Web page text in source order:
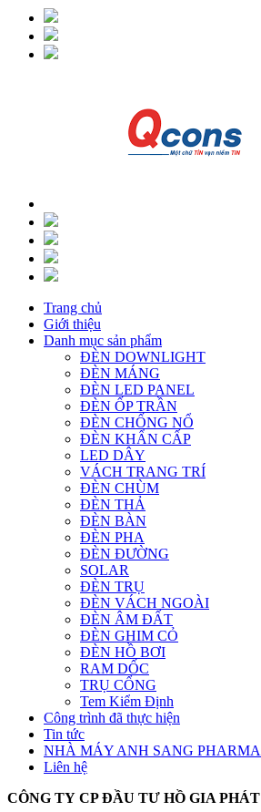
Trang chủ
Giới thiệu
Danh mục sản phẩm
ĐÈN DOWNLIGHT
ĐÈN MÁNG
ĐÈN LED PANEL
ĐÈN ỐP TRẦN
ĐÈN CHỐNG NỔ
ĐÈN KHẨN CẤP
LED DÂY
VÁCH TRANG TRÍ
ĐÈN CHÙM
ĐÈN THẢ
ĐÈN BÀN
ĐÈN PHA
ĐÈN ĐƯỜNG
SOLAR
ĐÈN TRỤ
ĐÈN VÁCH NGOÀI
ĐÈN ÂM ĐẤT
ĐÈN GHIM CỎ
ĐÈN HỒ BƠI
RAM DỐC
TRỤ CỔNG
Tem Kiểm Định
Công trình đã thực hiện
Tin tức
NHÀ MÁY ANH SANG PHARMA
Liên hệ
CÔNG TY CP ĐẦU TƯ HỒ GIA PHÁT